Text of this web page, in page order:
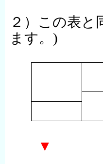
２）この表と
ます。 )
▼